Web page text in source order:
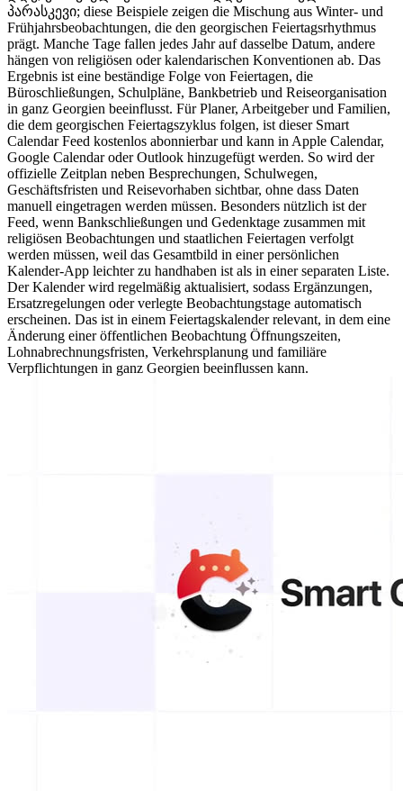
პარასკევი; diese Beispiele zeigen die Mischung aus Winter- und
Frühjahrsbeobachtungen, die den georgischen Feiertagsrhythmus
prägt. Manche Tage fallen jedes Jahr auf dasselbe Datum, andere
hängen von religiösen oder kalendarischen Konventionen ab. Das
Ergebnis ist eine beständige Folge von Feiertagen, die
Büroschließungen, Schulpläne, Bankbetrieb und Reiseorganisation
in ganz Georgien beeinflusst. Für Planer, Arbeitgeber und Familien,
die dem georgischen Feiertagszyklus folgen, ist dieser Smart
Calendar Feed kostenlos abonnierbar und kann in Apple Calendar,
Google Calendar oder Outlook hinzugefügt werden. So wird der
offizielle Zeitplan neben Besprechungen, Schulwegen,
Geschäftsfristen und Reisevorhaben sichtbar, ohne dass Daten
manuell eingetragen werden müssen. Besonders nützlich ist der
Feed, wenn Bankschließungen und Gedenktage zusammen mit
religiösen Beobachtungen und staatlichen Feiertagen verfolgt
werden müssen, weil das Gesamtbild in einer persönlichen
Kalender-App leichter zu handhaben ist als in einer separaten Liste.
Der Kalender wird regelmäßig aktualisiert, sodass Ergänzungen,
Ersatzregelungen oder verlegte Beobachtungstage automatisch
erscheinen. Das ist in einem Feiertagskalender relevant, in dem eine
Änderung einer öffentlichen Beobachtung Öffnungszeiten,
Lohnabrechnungsfristen, Verkehrsplanung und familiäre
Verpflichtungen in ganz Georgien beeinflussen kann.